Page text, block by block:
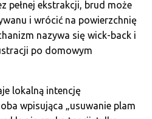
pełnej ekstrakcji, brud może
i wrócić na powierzchnię
nazywa się wick-back i
po domowym
lokalną intencję
wpisująca „usuwanie plam